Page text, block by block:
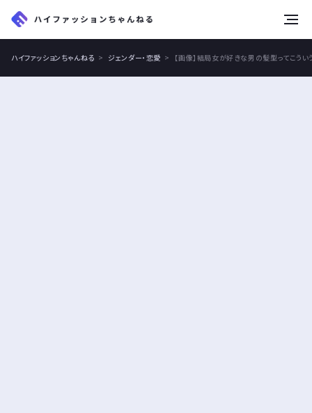
ハイファッションちゃんねる ジェンダー・恋愛 【画像】結局女が好きな男の髪型ってこう